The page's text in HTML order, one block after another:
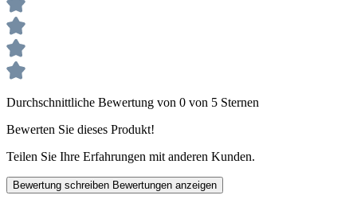
Durchschnittliche Bewertung von 0 von 5 Sternen
Bewerten Sie dieses Produkt!
Teilen Sie Ihre Erfahrungen mit anderen Kunden.
Bewertung schreiben Bewertungen anzeigen